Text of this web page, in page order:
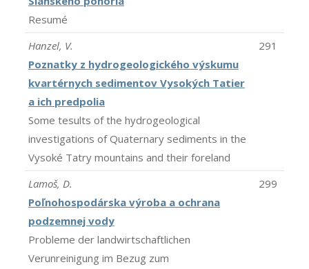
Resumé
Hanzel, V.
Poznatky z hydrogeologického výskumu
kvartérnych sedimentov Vysokých Tatier
a ich predpolia
Some tesults of the hydrogeological
investigations of Quaternary sediments in the
Vysoké Tatry mountains and their foreland
291
Lamoš, D.
Poľnohospodárska výroba a ochrana
podzemnej vody
Probleme der landwirtschaftlichen
Verunreinigung im Bezug zum
299